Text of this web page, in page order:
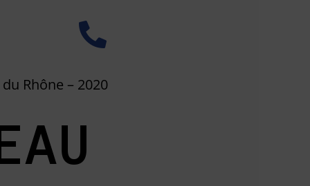
Rhône – 2020